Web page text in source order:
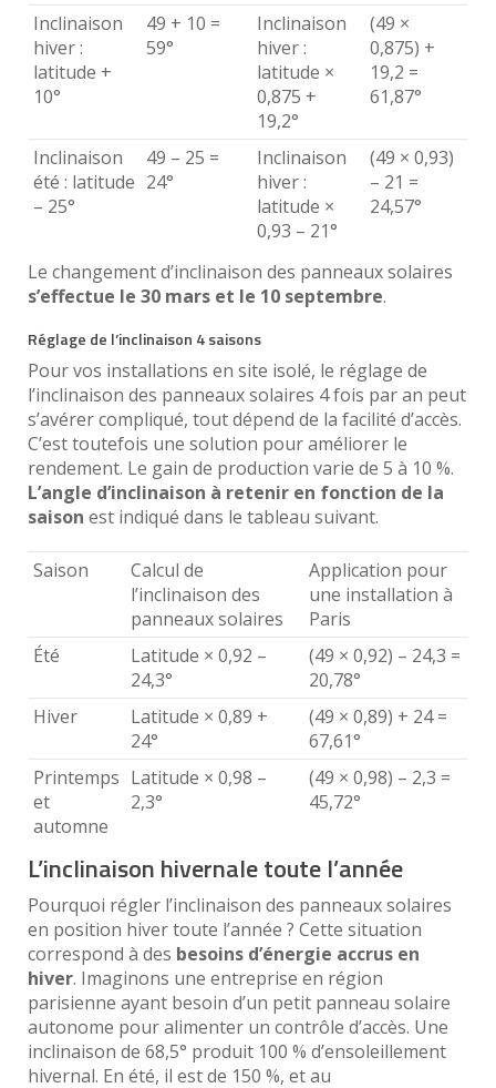
Inclinaison
hiver :
latitude +
10°
49 + 10 =
59°
Inclinaison
hiver :
latitude ×
0,875 +
19,2°
(49 ×
0,875) +
19,2 =
61,87°
Inclinaison
été : latitude
– 25°
49 – 25 =
24°
Inclinaison
hiver :
latitude ×
0,93 – 21°
(49 × 0,93)
– 21 =
24,57°
Le changement d’inclinaison des panneaux solaires
s’effectue le 30 mars et le 10 septembre.
Réglage de l’inclinaison 4 saisons
Pour vos installations en site isolé, le réglage de
l’inclinaison des panneaux solaires 4 fois par an peut
s’avérer compliqué, tout dépend de la facilité d’accès.
C’est toutefois une solution pour améliorer le
rendement. Le gain de production varie de 5 à 10 %.
L’angle d’inclinaison à retenir en fonction de la
saison est indiqué dans le tableau suivant.
Saison
Calcul de
l’inclinaison des
panneaux solaires
Application pour
une installation à
Paris
Été
Latitude × 0,92 –
24,3°
(49 × 0,92) – 24,3 =
20,78°
Hiver
Latitude × 0,89 +
24°
(49 × 0,89) + 24 =
67,61°
Printemps
et
automne
Latitude × 0,98 –
2,3°
(49 × 0,98) – 2,3 =
45,72°
L’inclinaison hivernale toute l’année
Pourquoi régler l’inclinaison des panneaux solaires
en position hiver toute l’année ? Cette situation
correspond à des besoins d’énergie accrus en
hiver. Imaginons une entreprise en région
parisienne ayant besoin d’un petit panneau solaire
autonome pour alimenter un contrôle d’accès. Une
inclinaison de 68,5° produit 100 % d’ensoleillement
hivernal. En été, il est de 150 %, et au